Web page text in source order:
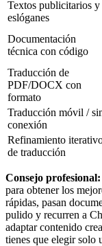
Textos publicitarios y
eslóganes
Documentación
técnica con código
Traducción de
PDF/DOCX con
formato
Traducción móvil /
conexión
Refinamiento
de traducción
Consejo profesional:
para obtener los
rápidas, pasan
pulido y recurren a
adaptar contenido
tienes que elegir solo